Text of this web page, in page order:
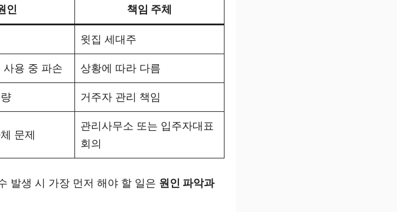
인 책임 주체
윗집 세대주
용 중 파손 상황에 따라 다름
거주자 관리 책임
문제
관리사무소 또는 입주자대표
회의
발생 시 가장 먼저 해야 할 일은 원인 파악과